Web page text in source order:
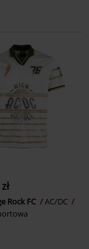
Rock FC
AC/DC